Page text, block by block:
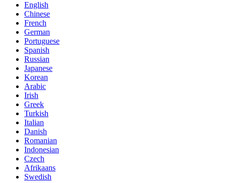
English
Chinese
French
German
Portuguese
Spanish
Russian
Japanese
Korean
Arabic
Irish
Greek
Turkish
Italian
Danish
Romanian
Indonesian
Czech
Afrikaans
Swedish